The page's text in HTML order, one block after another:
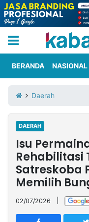
Iklan
Berita
Kami
Nasional
International
Olahraga
Entertainment
Daerah
Pariwisata
Kuliner
Kolom
Network
PT
TREETAN
BERANDA NASIONAL
Daerah
DAERAH
Isu
Rehabilitasi
Satreskoba
Memilih
02/07/2026